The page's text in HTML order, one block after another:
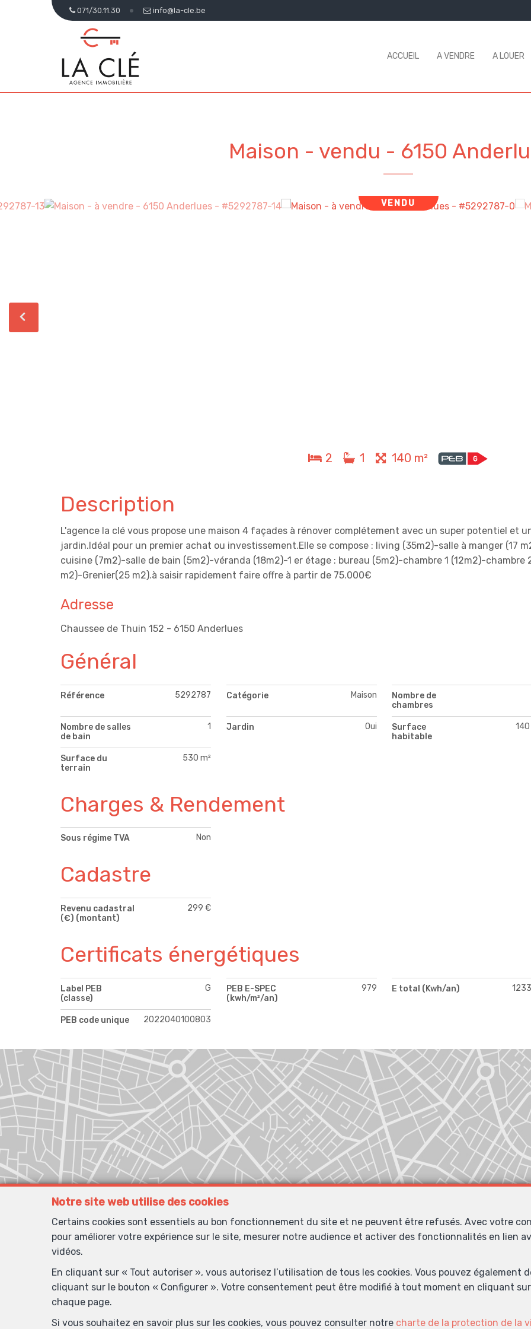
071/30.11.30 info@la-cle.be
ACCUEIL A VENDRE A LOUER
Maison - vendu - 6150
VENDU
2 1 140 m²
Description
L'agence la clé vous propose une maison 4 façades à rénover complétement avec un super potentiel et
jardin.Idéal pour un premier achat ou investissement.Elle se compose : living (35m2)-salle à manger (17
cuisine (7m2)-salle de bain (5m2)-véranda (18m2)-1 er étage : bureau (5m2)-chambre 1 (12m2)-chambre
m2)-Grenier(25 m2).à saisir rapidement faire offre à partir de 75.000€
Adresse
Chaussee de Thuin 152 - 6150 Anderlues
Général
Référence 5292787 Catégorie Maison
Nombre de
chambres
Nombre de salles
de bain
1 Jardin Oui
Surface
habitable
140
Surface du
terrain
530 m²
Charges & Rendement
Sous régime TVA Non
Cadastre
Revenu cadastral
(€) (montant)
299 €
Certificats énergétiques
Label PEB
(classe)
G
PEB E-SPEC
(kwh/m²/an)
979 E total (Kwh/an)
PEB code unique 2022040100803
Notre site web utilise des cookies
Certains cookies sont essentiels au bon fonctionnement du site et ne peuvent être refusés. Avec votre
pour améliorer votre expérience sur le site, mesurer notre audience et activer des fonctionnalités en lien
vidéos.
En cliquant sur « Tout autoriser », vous autorisez l’utilisation de tous les cookies. Vous pouvez également
cliquant sur le bouton « Configurer ». Votre consentement peut être modifié à tout moment en cliquant
chaque page.
Si vous souhaitez en savoir plus sur les cookies, vous pouvez consulter notre charte de la protection de la